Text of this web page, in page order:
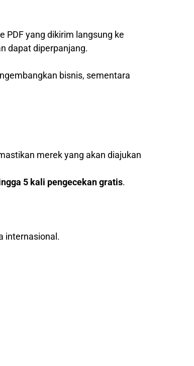
PDF yang dikirim langsung ke
dapat diperpanjang.
bisnis, sementara
merek yang akan diajukan
5 kali pengecekan gratis.
internasional.